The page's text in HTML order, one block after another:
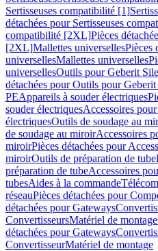
Sertisseuses compatibilité [1]
détachées pour Sertisseuses
compatibilité [2XL]Pièces
[2XL]Mallettes universellesPièces
universellesMallettes universelles
universellesOutils pour Geberit
détachées pour Outils pour
PEAppareils à souder électriques
souder électriquesAccessoires
électriquesOutils de soudage au
de soudage au miroirAccessoires
miroirPièces détachées pour
miroirOutils de préparation de tube
préparation de tubeAccessoires
tubesAides à la commande
réseauPièces détachées pour
détachées pour Gateways
ConvertisseursMatériel de montage
détachées pour Gateways
ConvertisseurMatériel de montage